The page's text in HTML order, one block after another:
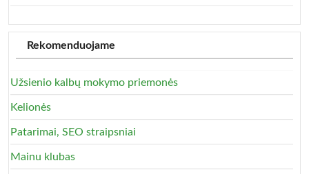
Rekomenduojame
Užsienio kalbų mokymo priemonės
Kelionės
Patarimai, SEO straipsniai
Mainu klubas